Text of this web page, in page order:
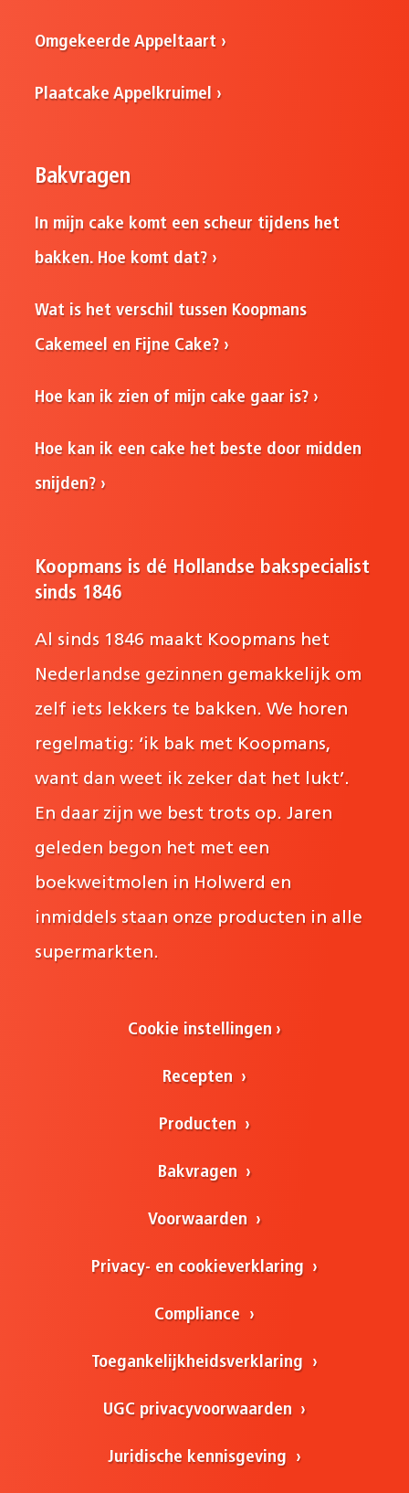
Omgekeerde Appeltaart
Plaatcake Appelkruimel
Bakvragen
In mijn cake komt een scheur tijdens het
bakken. Hoe komt dat?
Wat is het verschil tussen Koopmans
Cakemeel en Fijne Cake?
Hoe kan ik zien of mijn cake gaar is?
Hoe kan ik een cake het beste door midden
snijden?
Koopmans is dé Hollandse bakspecialist
sinds 1846
Al sinds 1846 maakt Koopmans het
Nederlandse gezinnen gemakkelijk om
zelf iets lekkers te bakken. We horen
regelmatig: ‘ik bak met Koopmans,
want dan weet ik zeker dat het lukt’.
En daar zijn we best trots op. Jaren
geleden begon het met een
boekweitmolen in Holwerd en
inmiddels staan onze producten in alle
supermarkten.
Cookie instellingen
Recepten
Producten
Bakvragen
Voorwaarden
Privacy- en cookieverklaring
Compliance
Toegankelijkheidsverklaring
UGC privacyvoorwaarden
Juridische kennisgeving